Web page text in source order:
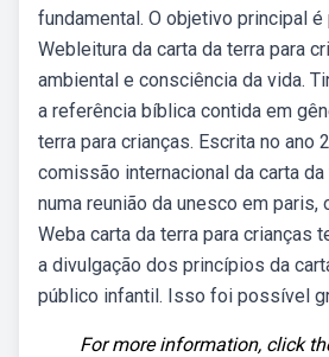
fundamental. O objetivo principal é
Webleitura da carta da terra para
ambiental e consciência da vida.
a referência bíblica contida em
terra para crianças. Escrita no ano
comissão internacional da carta da
numa reunião da unesco em paris,
Weba carta da terra para crianças
a divulgação dos princípios da
público infantil. Isso foi possível
For more information, click